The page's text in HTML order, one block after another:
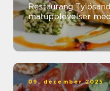
Restaurang
matupplevelser
09. december 2025